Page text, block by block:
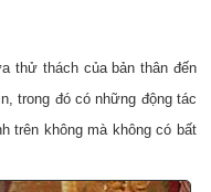
thử thách của bản thân đến
trong đó có những động tác
trên không mà không có bất